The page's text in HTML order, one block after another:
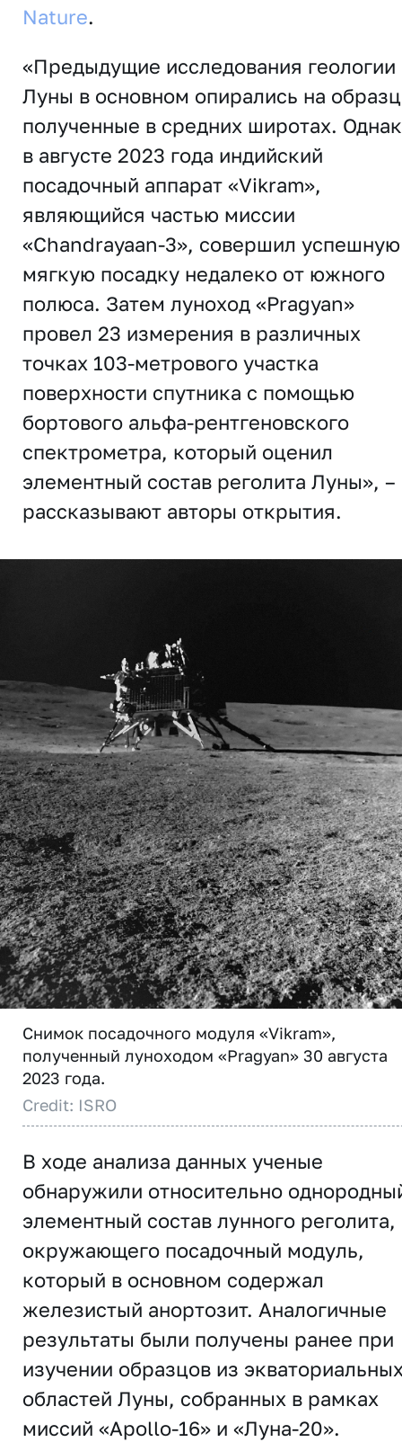
Nature.
«Предыдущие исследования геологии
Луны в основном опирались на
полученные в средних широтах.
в августе 2023 года индийский
посадочный аппарат «Vikram»,
являющийся частью миссии
«Chandrayaan-3», совершил успешную
мягкую посадку недалеко от южного
полюса. Затем луноход «Pragyan»
провел 23 измерения в различных
точках 103-метрового участка
поверхности спутника с помощью
бортового альфа-рентгеновского
спектрометра, который оценил
элементный состав реголита Луны», –
рассказывают авторы открытия.
Снимок посадочного модуля «Vikram»,
полученный луноходом «Pragyan» 30 августа
2023 года.
Credit: ISRO
В ходе анализа данных ученые
обнаружили относительно
элементный состав лунного реголита,
окружающего посадочный модуль,
который в основном содержал
железистый анортозит. Аналогичные
результаты были получены ранее при
изучении образцов из
областей Луны, собранных в рамках
миссий «Apollo-16» и «Луна-20».